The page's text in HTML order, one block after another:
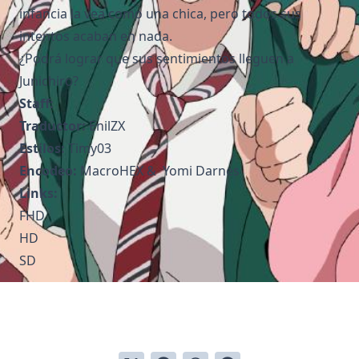
infancia la vea como una chica, pero todos sus
intentos acaban en nada.
¿Podrá lograr que sus sentimientos lleguen a
Junichiro?
Staff:
Traductor:EnilZX
Estilos: Timy03
Encodeo: MacroHEX & Yomi Darnes
Links:
FHD
HD
SD